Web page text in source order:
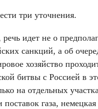
три уточнения.
идет не о
санкций, а об
хозяйство
битвы с Россией в
на отдельных
поставок газа,